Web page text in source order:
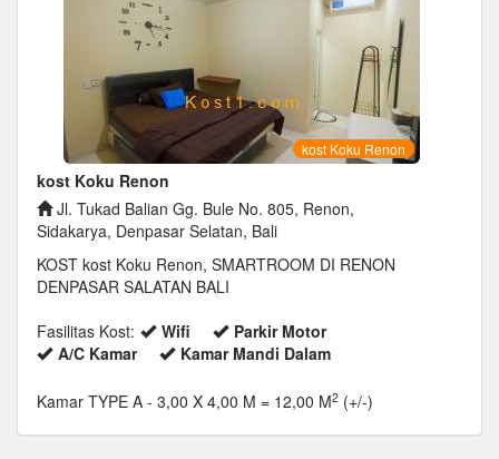
kost Koku Renon
kost Koku Renon
Jl. Tukad Balian Gg. Bule No. 805, Renon,
Sidakarya, Denpasar Selatan, Bali
KOST kost Koku Renon, SMARTROOM DI RENON
DENPASAR SALATAN BALI
Fasilitas Kost:
Wifi
Parkir Motor
A/C Kamar
Kamar Mandi Dalam
Kamar TYPE A - 3,00 X 4,00 M = 12,00 M2 (+/-)